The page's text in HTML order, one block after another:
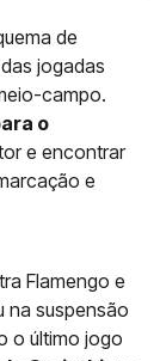
de
jogadas
campo.
o
e encontrar
e
Flamengo e
na suspensão
o último jogo